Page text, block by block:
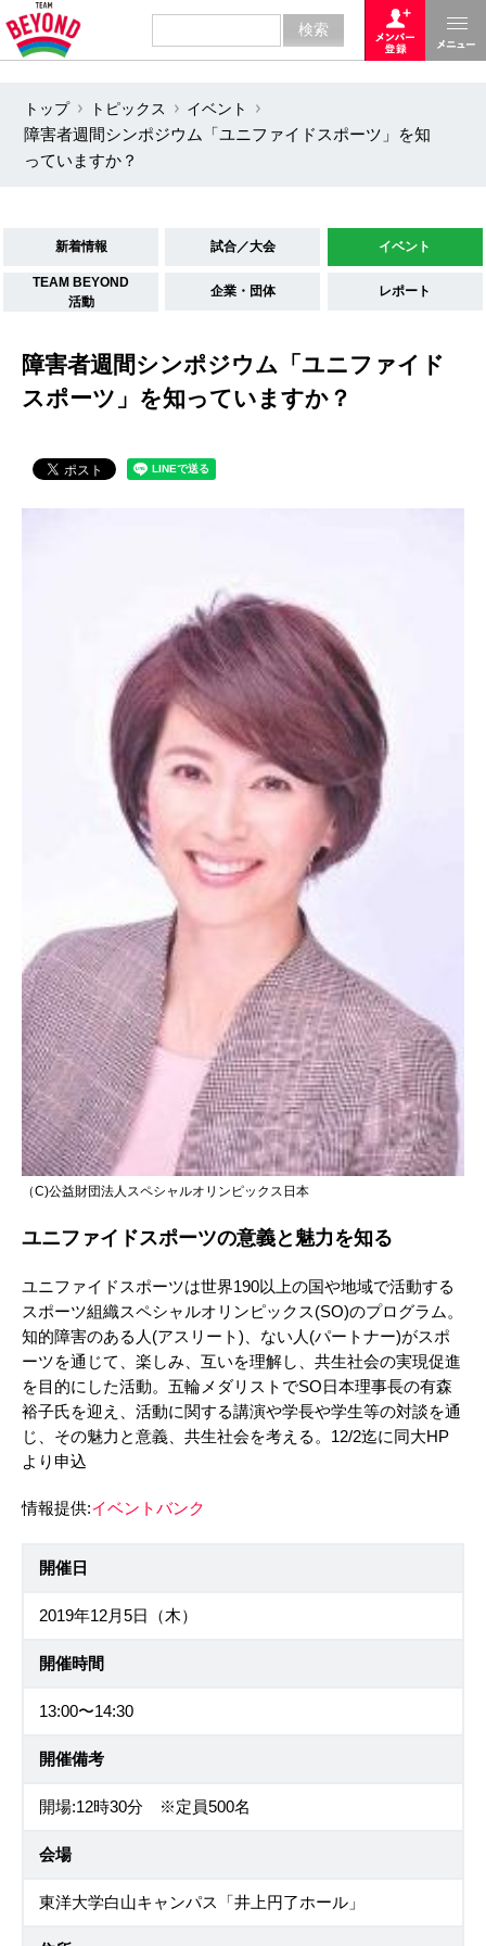
トップ トピックス
イベント
障害者週間シンポジウム「ユニファイドスポーツ」を知
っていますか？
新着情報 試合／大会 イベント
TEAM BEYOND
活動
企業・団体 レポート
障害者週間シンポジウム「ユニファイド
スポーツ」を知っていますか？
（C)公益財団法人スペシャルオリンピックス日本
ユニファイドスポーツの意義と魅力を知る
ユニファイドスポーツは世界190以上の国や地域で活動する
スポーツ組織スペシャルオリンピックス(SO)のプログラム。
知的障害のある人(アスリート)、ない人(パートナー)がスポ
ーツを通じて、楽しみ、互いを理解し、共生社会の実現促進
を目的にした活動。五輪メダリストでSO日本理事長の有森
裕子氏を迎え、活動に関する講演や学長や学生等の対談を通
じ、その魅力と意義、共生社会を考える。12/2迄に同大HP
より申込
情報提供:イベントバンク
開催日
2019年12月5日（木）
開催時間
13:00〜14:30
開催備考
開場:12時30分 ※定員500名
会場
東洋大学白山キャンパス「井上円了ホール」